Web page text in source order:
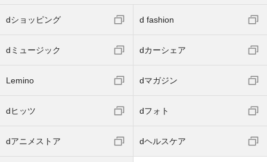
dショッピング d fashion
dミュージック dカーシェア
Lemino dマガジン
dヒッツ dフォト
dアニメストア dヘルスケア